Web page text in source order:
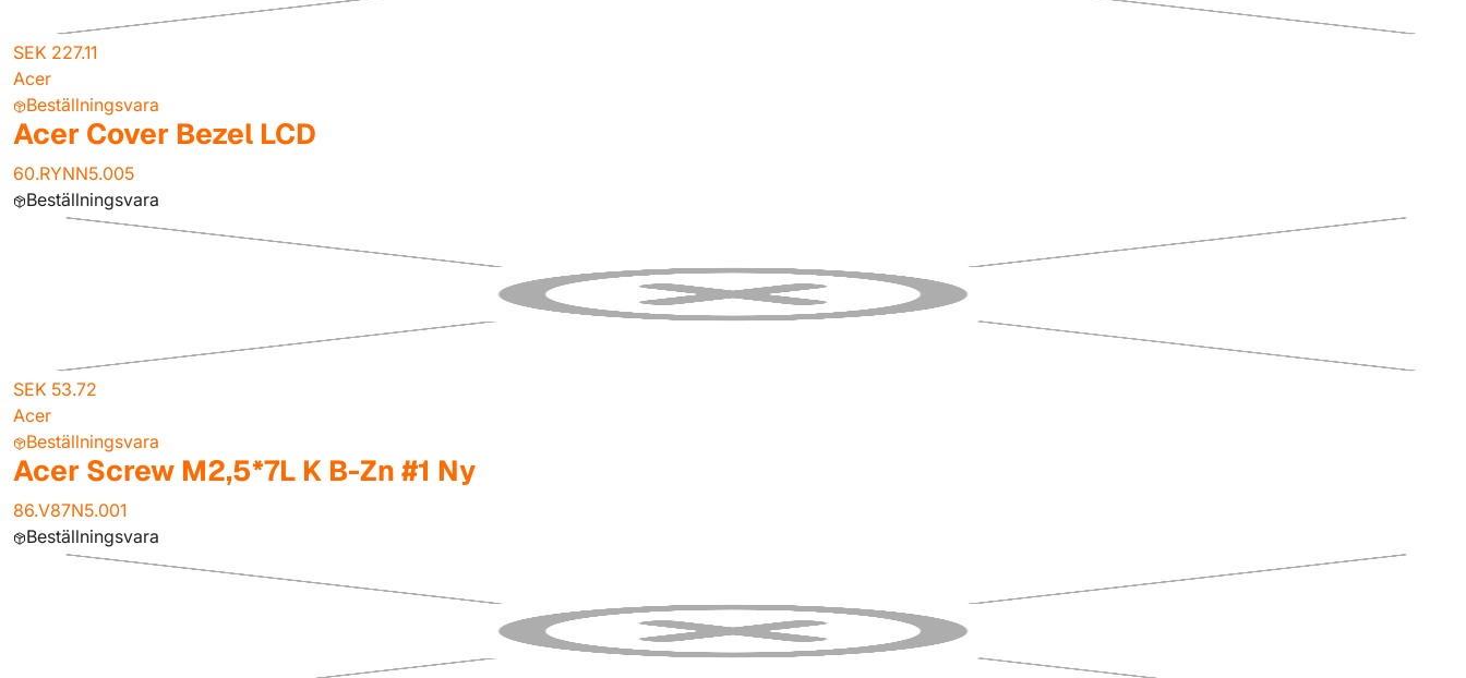
SEK 227.11
Acer
Beställningsvara
Acer Cover Bezel LCD
60.RYNN5.005
Beställningsvara
SEK 53.72
Acer
Beställningsvara
Acer Screw M2,5*7L K B-Zn #1 Ny
86.V87N5.001
Beställningsvara